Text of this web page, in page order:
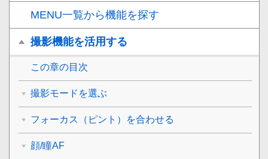
MENU一覧から機能を探す
撮影機能を活用する
この章の目次
撮影モードを選ぶ
フォーカス（ピント）を合わせる
顔/瞳AF